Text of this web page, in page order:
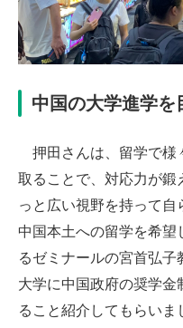
中国の大学進学を
押田さんは、留学で様
取ることで、対応力が鍛
っと広い視野を持って
中国本土への留学を希望
るゼミナールの宮首弘
大学に中国政府の奨学金
ること紹介してもらい